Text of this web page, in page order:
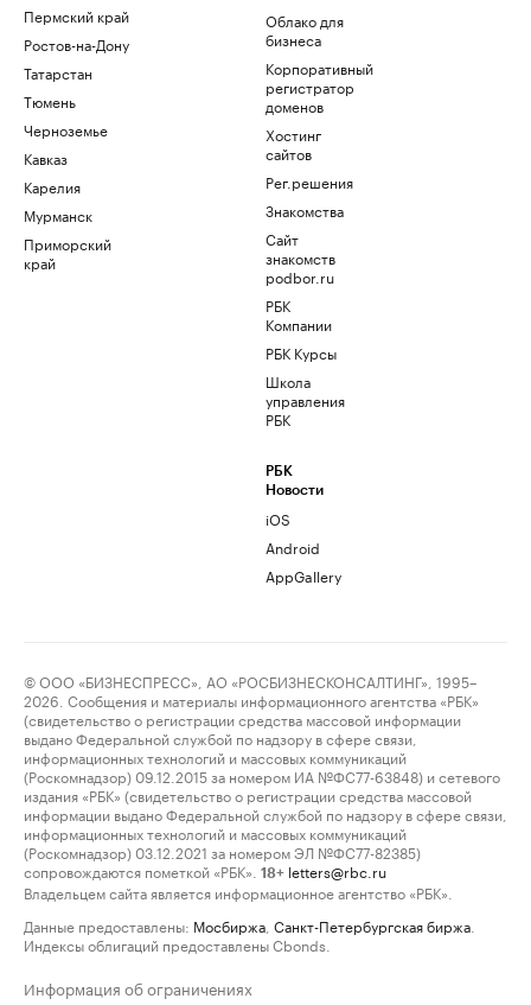
Пермский край
Ростов-на-Дону
Татарстан
Тюмень
Черноземье
Кавказ
Карелия
Мурманск
Приморский
край
Облако для
бизнеса
Корпоративный
регистратор
доменов
Хостинг
сайтов
Рег.решения
Знакомства
Сайт
знакомств
podbor.ru
РБК
Компании
РБК Курсы
Школа
управления
РБК
РБК
Новости
iOS
Android
AppGallery
© ООО «БИЗНЕСПРЕСС», АО «РОСБИЗНЕСКОНСАЛТИНГ», 1995–
2026. Сообщения и материалы информационного агентства «РБК»
(свидетельство о регистрации средства массовой информации
выдано Федеральной службой по надзору в сфере связи,
информационных технологий и массовых коммуникаций
(Роскомнадзор) 09.12.2015 за номером ИА №ФС77-63848) и сетевого
издания «РБК» (свидетельство о регистрации средства массовой
информации выдано Федеральной службой по надзору в сфере связи,
информационных технологий и массовых коммуникаций
(Роскомнадзор) 03.12.2021 за номером ЭЛ №ФС77-82385)
сопровождаются пометкой «РБК».
18+ letters@rbc.ru
Владельцем сайта является информационное агентство «РБК».
Данные предоставлены: Мосбиржа Санкт-Петербургская биржа
Индексы облигаций предоставлены Cbonds.
Информация об ограничениях